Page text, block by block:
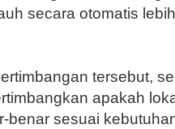
secara otomatis
tersebut,
apakah
benar sesuai